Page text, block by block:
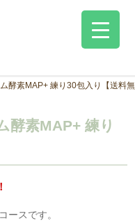
酵素MAP+ 練り30包入り【送料無
酵素MAP+ 練り
ースです。